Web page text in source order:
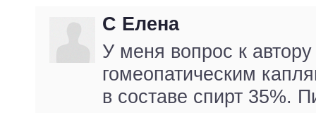
С Елена
У меня вопрос к
гомеопатическим
в составе спирт 35%.